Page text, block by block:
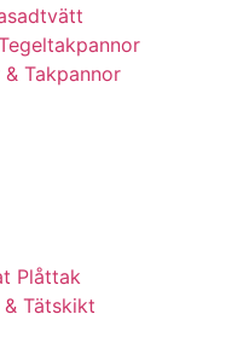
Takpannor
Plåttak
& Tätskikt